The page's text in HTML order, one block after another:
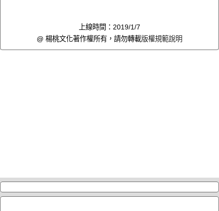
上線時間：2019/1/7
@ 楊桃文化著作權所有，請勿轉載版權規範說明